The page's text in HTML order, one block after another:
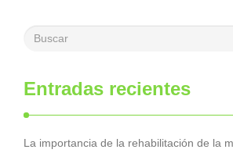
Entradas recientes
La importancia de la rehabilitación de la